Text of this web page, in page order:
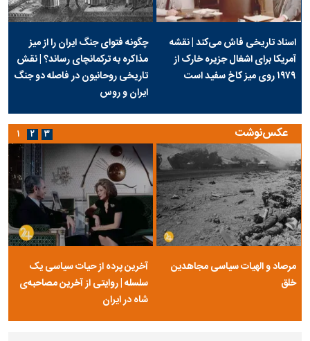
اسناد تاریخی فاش می‌کند | نقشه
آمریکا برای اشغال جزیره خارک از
۱۹۷۹ روی میز کاخ سفید است
چگونه فتوای جنگ ایران را از میز
مذاکره به ترکمانچای رساند؟ | نقش
تاریخی روحانیون در فاصله دو جنگ
ایران و روس
عکس‌نوشت
مرصاد و الهیات سیاسی مجاهدین
خلق
آخرین پرده از حیات سیاسی یک
سلسله | روایتی از آخرین مصاحبه‌ی
شاه در ایران
۱ ۲ ۳